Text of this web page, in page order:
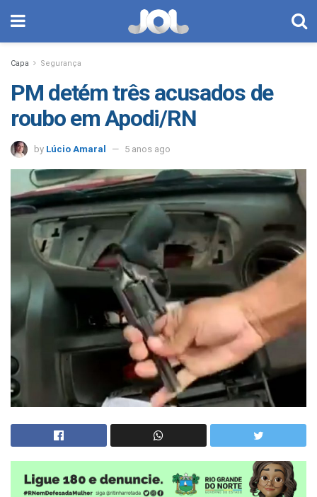
Capa Segurança
PM detém três acusados de
roubo em Apodi/RN
by Lúcio Amaral 5 anos ago